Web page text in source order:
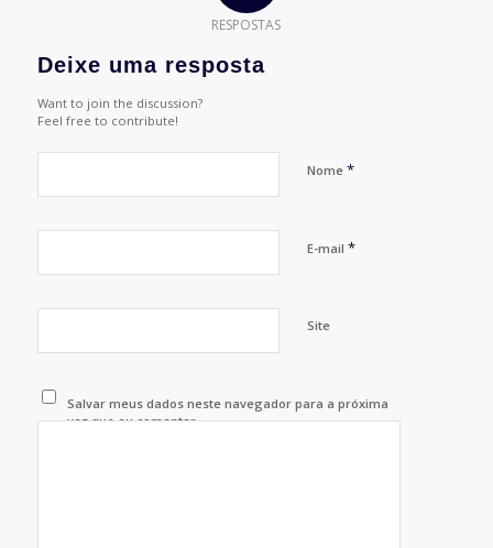
RESPOSTAS
Deixe uma resposta
Want to join the discussion?
Feel free to contribute!
Nome *
E-mail *
Site
Salvar meus dados neste navegador para a próxima
vez que eu comentar.